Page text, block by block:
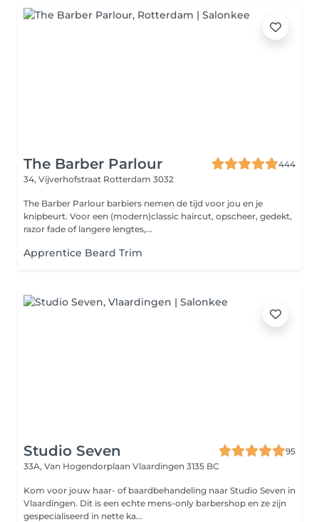
The Barber Parlour
444
34, Vijverhofstraat Rotterdam 3032
The Barber Parlour barbiers nemen de tijd voor jou en je
knipbeurt. Voor een (modern)classic haircut, opscheer, gedekt,
razor fade of langere lengtes,...
Apprentice Beard Trim
Studio Seven
95
33A, Van Hogendorplaan Vlaardingen 3135 BC
Kom voor jouw haar- of baardbehandeling naar Studio Seven in
Vlaardingen. Dit is een echte mens-only barbershop en ze zijn
gespecialiseerd in nette ka...